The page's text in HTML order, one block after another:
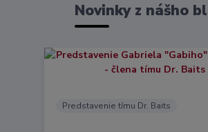
Novinky z nášho
Predstavenie tímu Dr. Baits